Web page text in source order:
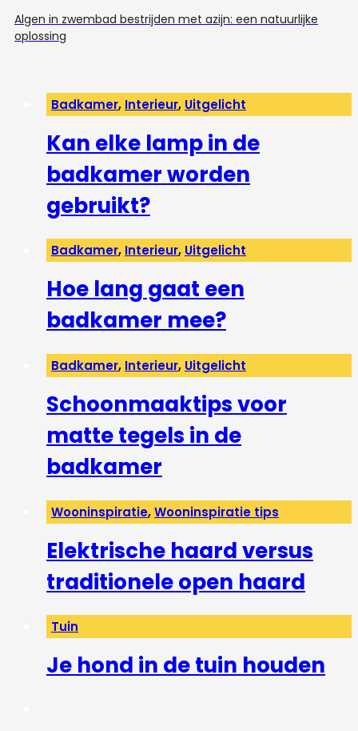
Algen in zwembad bestrijden met azijn: een natuurlijke
oplossing
Badkamer, Interieur, Uitgelicht
Kan elke lamp in de
badkamer worden
gebruikt?
Badkamer, Interieur, Uitgelicht
Hoe lang gaat een
badkamer mee?
Badkamer, Interieur, Uitgelicht
Schoonmaaktips voor
matte tegels in de
badkamer
Wooninspiratie,Wooninspiratie tips
Elektrische haard versus
traditionele open haard
Tuin
Je hond in de tuin houden